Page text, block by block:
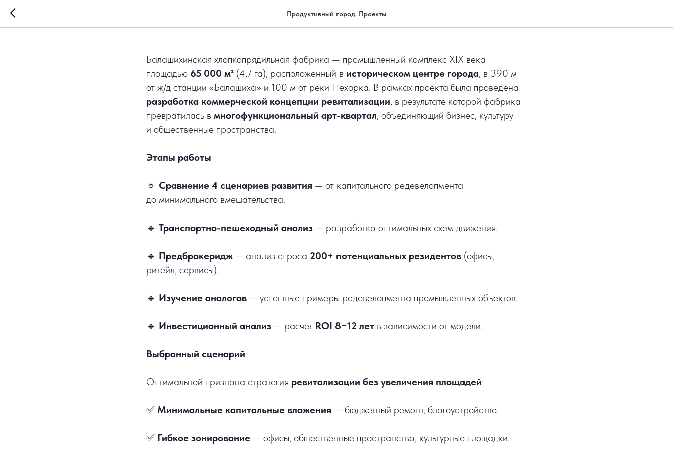
Продуктивный город. Проекты
Фабрика 1830, Балашиха
Балашихинская хлопкопрядильная фабрика — промышленный комплекс XIX века
площадью 65 000 м² (4,7 га), расположенный в историческом центре города, в 390 м
от ж/д станции «Балашиха» и 100 м от реки Пехорка. В рамках проекта была проведена
разработка коммерческой концепции ревитализации, в результате которой фабрика
превратилась в многофункциональный арт-квартал, объединяющий бизнес, культуру
и общественные пространства.
Этапы работы
🔹 Сравнение 4 сценариев развития — от капитального редевелопмента
до минимального вмешательства.
🔹 Транспортно-пешеходный анализ — разработка оптимальных схем движения.
🔹 Предброкеридж — анализ спроса 200+ потенциальных резидентов (офисы,
ритейл, сервисы).
🔹 Изучение аналогов — успешные примеры редевелопмента промышленных объектов.
🔹 Инвестиционный анализ — расчет ROI 8−12 лет в зависимости от модели.
Выбранный сценарий
Оптимальной признана стратегия ревитализации без увеличения площадей:
✅ Минимальные капитальные вложения — бюджетный ремонт, благоустройство.
✅ Гибкое зонирование — офисы, общественные пространства, культурные площадки.